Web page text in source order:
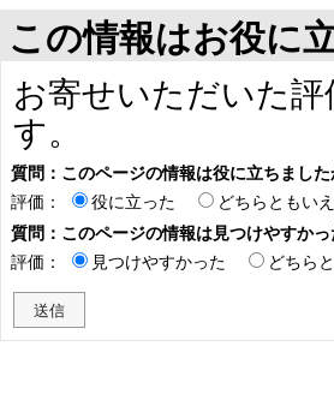
この情報はお役に
お寄せいただいた
す。
質問：このページの情報は役に立ちました
評価：
役に立った どちらともい
質問：このページの情報は見つけやすかっ
評価：
見つけやすかった どちら